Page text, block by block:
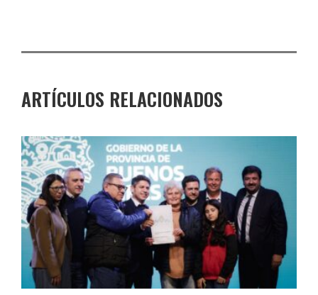
ARTÍCULOS RELACIONADOS